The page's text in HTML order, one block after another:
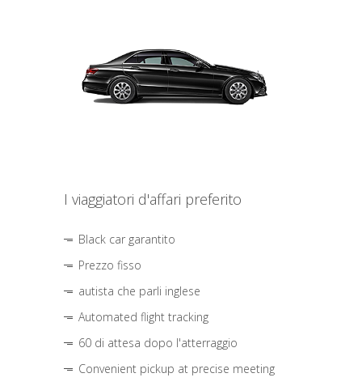
I viaggiatori d'affari preferito
Black car garantito
Prezzo fisso
autista che parli inglese
Automated flight tracking
60 di attesa dopo l'atterraggio
Convenient pickup at precise meeting